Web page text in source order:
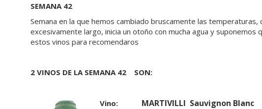
SEMANA 42
Semana en la que hemos cambiado bruscamente las
excesivamente largo, inicia un otoño con mucha agua y
estos vinos para recomendaros
2 VINOS DE LA SEMANA 42 SON:
Vino: MARTIVILLI Sauvignon Blanc